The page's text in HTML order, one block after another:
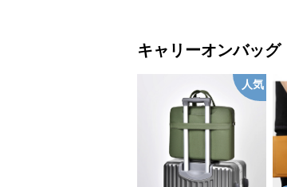
キャリーオンバッグ
人気